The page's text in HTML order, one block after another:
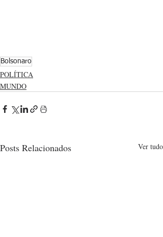
Bolsonaro
POLÍTICA
MUNDO
Posts Relacionados Ver tudo